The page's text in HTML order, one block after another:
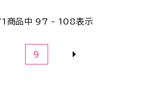
商品中 97 - 108表示
9